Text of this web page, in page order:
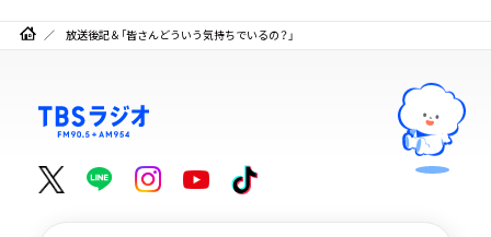
放送後記＆「皆さんどういう気持ちでいるの？」